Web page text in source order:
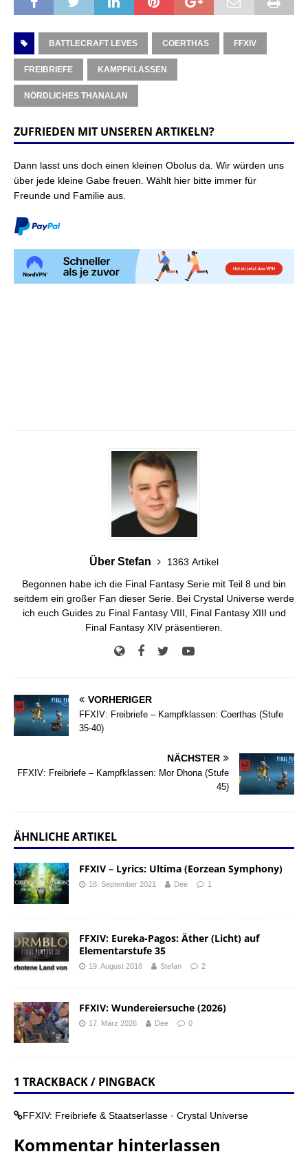
BATTLECRAFT LEVES COERTHAS FFXIV
FREIBRIEFE KAMPFKLASSEN
NÖRDLICHES THANALAN
ZUFRIEDEN MIT UNSEREN ARTIKELN?
Dann lasst uns doch einen kleinen Obolus da. Wir würden uns
über jede kleine Gabe freuen. Wählt hier bitte immer für
Freunde und Familie aus.
Über Stefan
1363 Artikel
Begonnen habe ich die Final Fantasy Serie mit Teil 8 und bin
seitdem ein großer Fan dieser Serie. Bei Crystal Universe werde
ich euch Guides zu Final Fantasy VIII, Final Fantasy XIII und
Final Fantasy XIV präsentieren.
VORHERIGER
FFXIV: Freibriefe – Kampfklassen: Coerthas (Stufe
35-40)
NÄCHSTER
FFXIV: Freibriefe – Kampfklassen: Mor Dhona (Stufe
45)
ÄHNLICHE ARTIKEL
FFXIV – Lyrics: Ultima (Eorzean Symphony)
18. September 2021 Dee 1
FFXIV: Eureka-Pagos: Äther (Licht) auf
Elementarstufe 35
19. August 2018 Stefan 2
FFXIV: Wundereiersuche (2026)
17. März 2026 Dee 0
1 TRACKBACK / PINGBACK
FFXIV: Freibriefe & Staatserlasse · Crystal Universe
Kommentar hinterlassen